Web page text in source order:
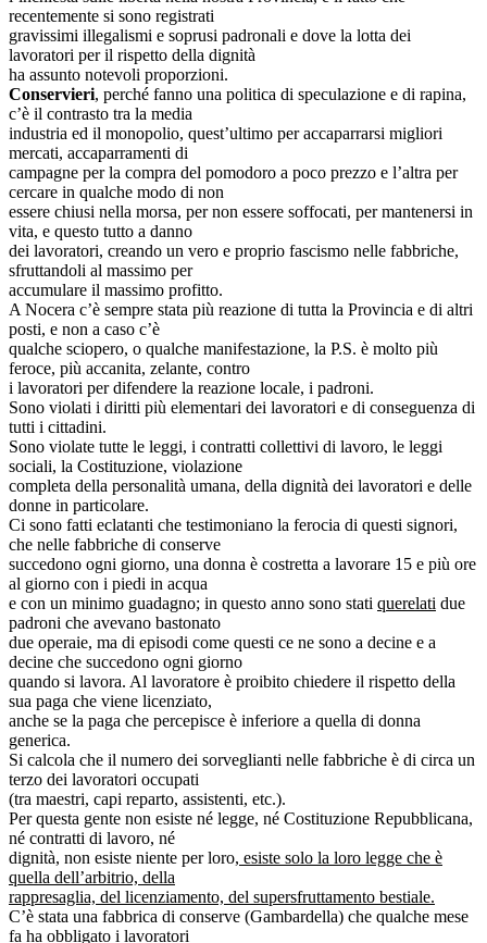
recentemente si sono registrati
gravissimi illegalismi e soprusi padronali e dove la lotta dei
lavoratori per il rispetto della dignità
ha assunto notevoli proporzioni.
Conservieri, perché fanno una politica di speculazione e di rapina,
c’è il contrasto tra la media
industria ed il monopolio, quest’ultimo per accaparrarsi migliori
mercati, accaparramenti di
campagne per la compra del pomodoro a poco prezzo e l’altra per
cercare in qualche modo di non
essere chiusi nella morsa, per non essere soffocati, per mantenersi in
vita, e questo tutto a danno
dei lavoratori, creando un vero e proprio fascismo nelle fabbriche,
sfruttandoli al massimo per
accumulare il massimo profitto.
A Nocera c’è sempre stata più reazione di tutta la Provincia e di altri
posti, e non a caso c’è
qualche sciopero, o qualche manifestazione, la P.S. è molto più
feroce, più accanita, zelante, contro
i lavoratori per difendere la reazione locale, i padroni.
Sono violati i diritti più elementari dei lavoratori e di conseguenza di
tutti i cittadini.
Sono violate tutte le leggi, i contratti collettivi di lavoro, le leggi
sociali, la Costituzione, violazione
completa della personalità umana, della dignità dei lavoratori e delle
donne in particolare.
Ci sono fatti eclatanti che testimoniano la ferocia di questi signori,
che nelle fabbriche di conserve
succedono ogni giorno, una donna è costretta a lavorare 15 e più ore
al giorno con i piedi in acqua
e con un minimo guadagno; in questo anno sono stati querelati due
padroni che avevano bastonato
due operaie, ma di episodi come questi ce ne sono a decine e a
decine che succedono ogni giorno
quando si lavora. Al lavoratore è proibito chiedere il rispetto della
sua paga che viene licenziato,
anche se la paga che percepisce è inferiore a quella di donna
generica.
Si calcola che il numero dei sorveglianti nelle fabbriche è di circa un
terzo dei lavoratori occupati
(tra maestri, capi reparto, assistenti, etc.).
Per questa gente non esiste né legge, né Costituzione Repubblicana,
né contratti di lavoro, né
dignità, non esiste niente per loro, esiste solo la loro legge che è
quella dell’arbitrio, della
rappresaglia, del licenziamento, del supersfruttamento bestiale.
C’è stata una fabbrica di conserve (Gambardella) che qualche mese
fa ha obbligato i lavoratori